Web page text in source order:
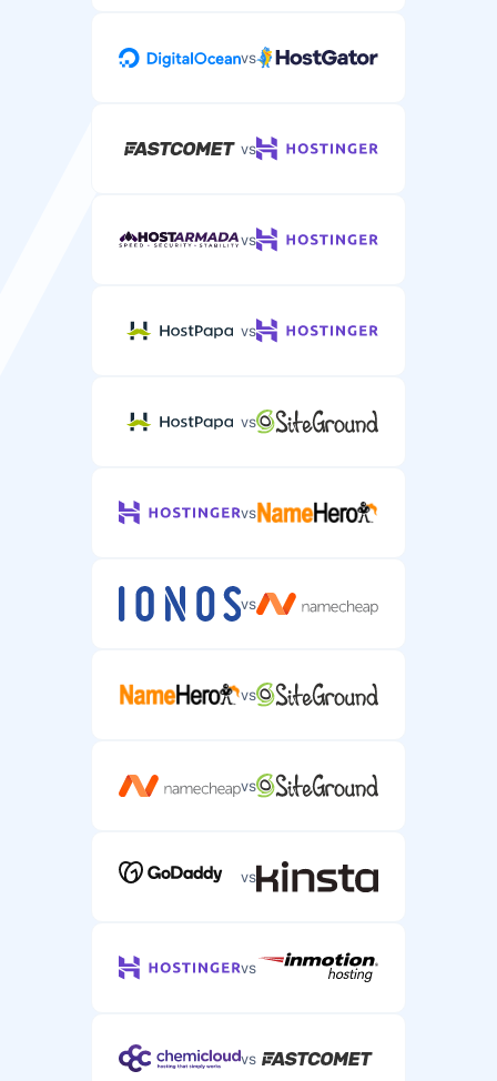
vs
vs
vs
vs
vs
vs
vs
vs
vs
vs
vs
vs